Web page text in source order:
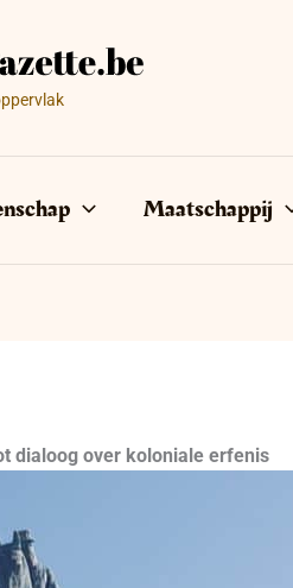
Maatschappij
dialoog over koloniale erfenis